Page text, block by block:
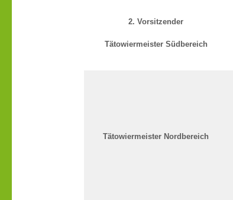
2. Vorsitzender
Tätowiermeister Südbereich
Tätowiermeister Nordbereich